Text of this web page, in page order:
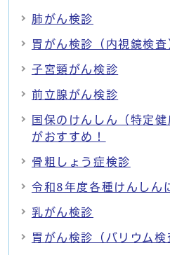
肺がん検診
胃がん検診（内視鏡検査
子宮頸がん検診
前立腺がん検診
国保のけんしん（特定
がおすすめ！
骨粗しょう症検診
令和8年度各種けんしん
乳がん検診
胃がん検診（バリウム検